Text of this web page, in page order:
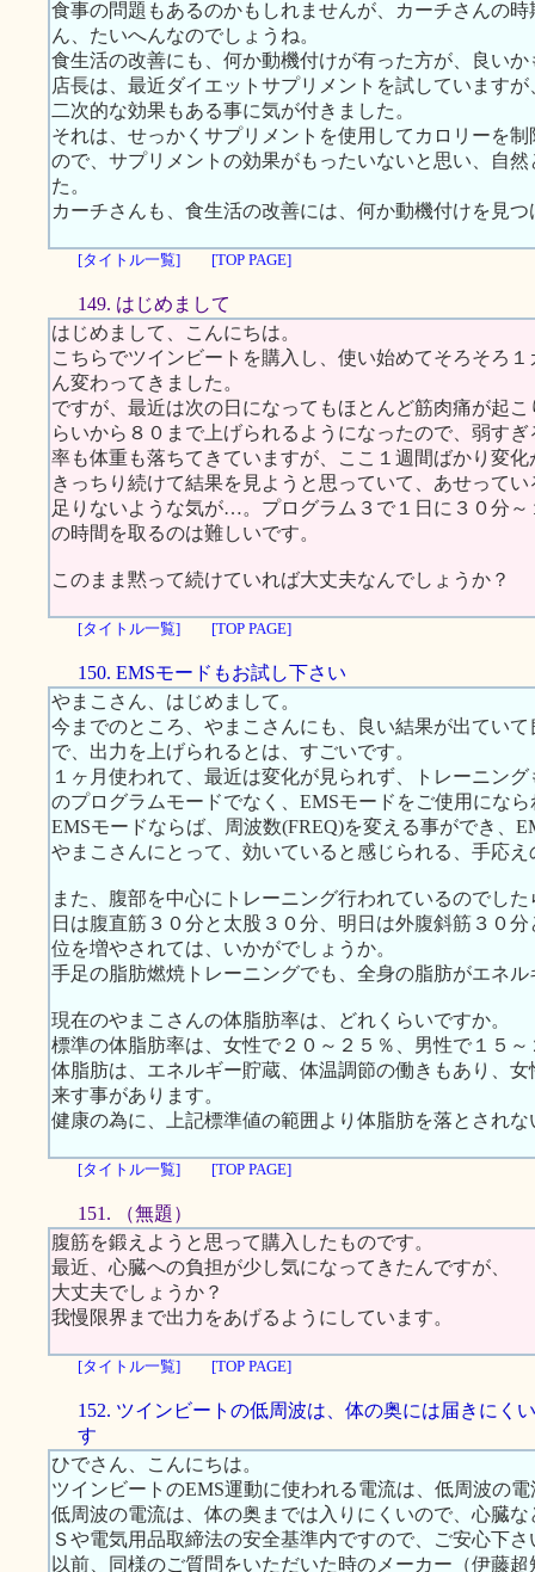
食事の問題もあるのかもしれませんが、カーチさんの
ん、たいへんなのでしょうね。
食生活の改善にも、何か動機付けが有った方が、良い
店長は、最近ダイエットサプリメントを試しています
二次的な効果もある事に気が付きました。
それは、せっかくサプリメントを使用してカロリーを
ので、サプリメントの効果がもったいないと思い、自
た。
カーチさんも、食生活の改善には、何か動機付けを見
[タイトル一覧] [TOP PAGE]
149. はじめまして
はじめまして、こんにちは。
こちらでツインビートを購入し、使い始めてそろそろ
ん変わってきました。
ですが、最近は次の日になってもほとんど筋肉痛が起
らいから８０まで上げられるようになったので、弱す
率も体重も落ちてきていますが、ここ１週間ばかり変
きっちり続けて結果を見ようと思っていて、あせって
足りないような気が…。プログラム３で１日に３０分
の時間を取るのは難しいです。
このまま黙って続けていれば大丈夫なんでしょうか？
[タイトル一覧] [TOP PAGE]
150. EMSモードもお試し下さい
やまこさん、はじめまして。
今までのところ、やまこさんにも、良い結果が出てい
で、出力を上げられるとは、すごいです。
１ヶ月使われて、最近は変化が見られず、トレーニン
のプログラムモードでなく、EMSモードをご使用にな
EMSモードならば、周波数(FREQ)を変える事ができ、
やまこさんにとって、効いていると感じられる、手応
また、腹部を中心にトレーニング行われているのでし
日は腹直筋３０分と太股３０分、明日は外腹斜筋３０
位を増やされては、いかがでしょうか。
手足の脂肪燃焼トレーニングでも、全身の脂肪がエネ
現在のやまこさんの体脂肪率は、どれくらいですか。
標準の体脂肪率は、女性で２０～２５％、男性で１５～
体脂肪は、エネルギー貯蔵、体温調節の働きもあり、
来す事があります。
健康の為に、上記標準値の範囲より体脂肪を落とされ
[タイトル一覧] [TOP PAGE]
151. （無題）
腹筋を鍛えようと思って購入したものです。
最近、心臓への負担が少し気になってきたんですが、
大丈夫でしょうか？
我慢限界まで出力をあげるようにしています。
[タイトル一覧] [TOP PAGE]
152. ツインビートの低周波は、体の奥には届きにく
す
ひでさん、こんにちは。
ツインビートのEMS運動に使われる電流は、低周波の
低周波の電流は、体の奥までは入りにくいので、心臓
Ｓや電気用品取締法の安全基準内ですので、ご安心下さ
以前、同様のご質問をいただいた時のメーカー（伊藤